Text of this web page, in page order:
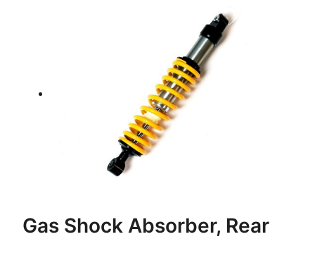
Gas Shock Absorber, Rear